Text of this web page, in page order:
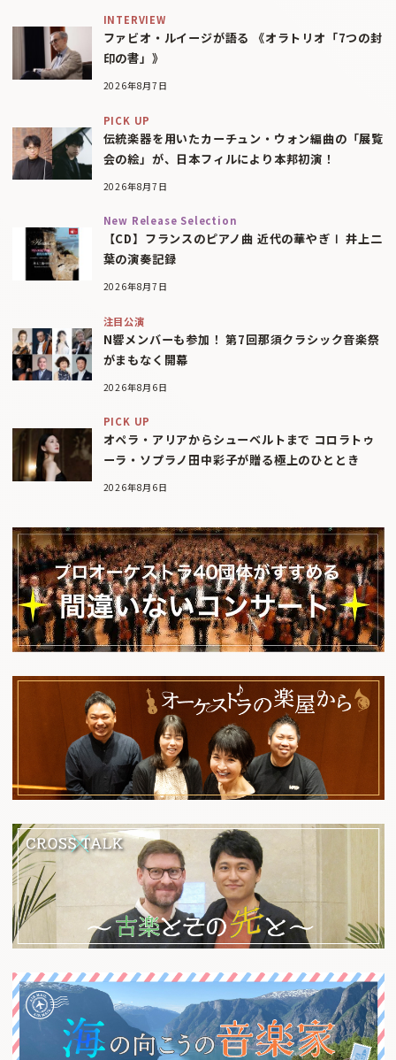
INTERVIEW
ファビオ・ルイージが語る 《オラトリオ「7つの封
印の書」》
2026年8月7日
PICK UP
伝統楽器を用いたカーチュン・ウォン編曲の「展覧
会の絵」が、日本フィルにより本邦初演！
2026年8月7日
New Release Selection
【CD】フランスのピアノ曲 近代の華やぎⅠ 井上二
葉の演奏記録
2026年8月7日
注目公演
N響メンバーも参加！ 第7回那須クラシック音楽祭
がまもなく開幕
2026年8月6日
PICK UP
オペラ・アリアからシューベルトまで コロラトゥ
ーラ・ソプラノ田中彩子が贈る極上のひととき
2026年8月6日